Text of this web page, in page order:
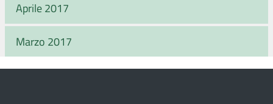
Aprile 2017
Marzo 2017